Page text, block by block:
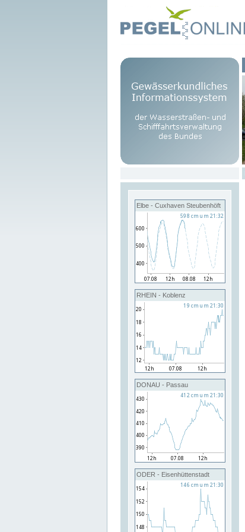
Elbe - Cuxhaven Steubenhöft
RHEIN - Koblenz
DONAU - Passau
ODER - Eisenhüttenstadt